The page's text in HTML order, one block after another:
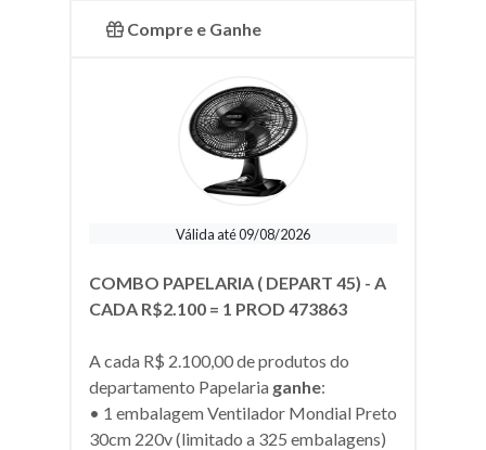
Compre e Ganhe
Válida até 09/08/2026
COMBO PAPELARIA ( DEPART 45) - A
CADA R$2.100 = 1 PROD 473863
A cada R$ 2.100,00 de produtos do
departamento Papelaria ganhe:
• 1 embalagem Ventilador Mondial Preto
30cm 220v (limitado a 325 embalagens)